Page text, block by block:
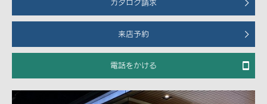
カタログ請求
来店予約
電話をかける